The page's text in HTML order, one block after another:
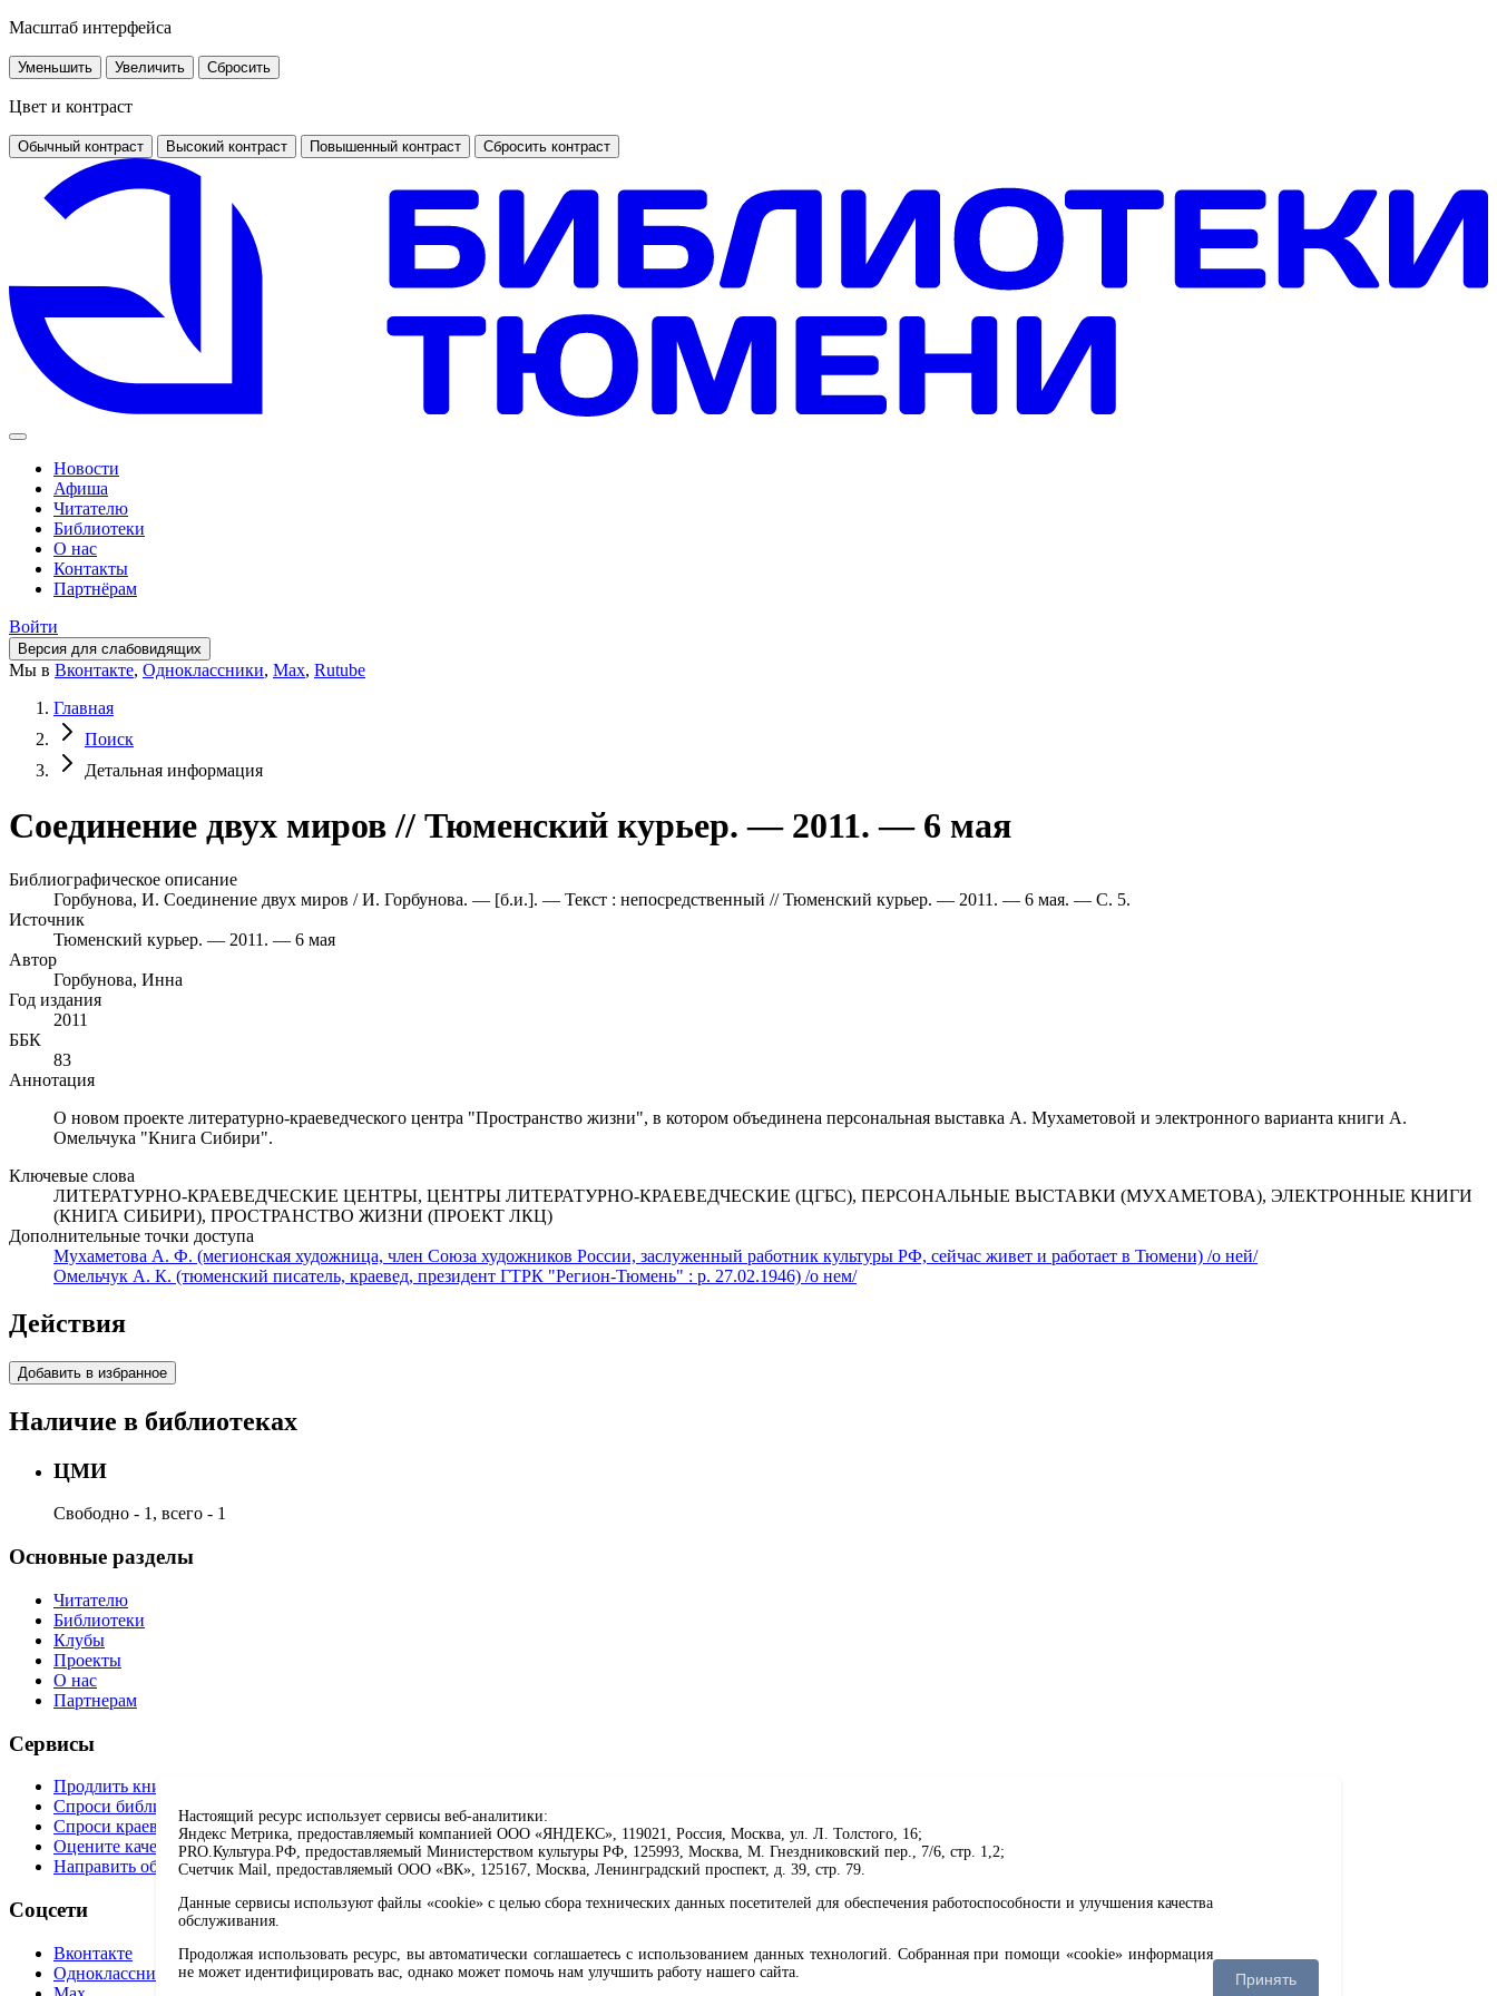
Масштаб интерфейса
Уменьшить Увеличить Сбросить
Цвет и контраст
Обычный контраст Высокий контраст Повышенный контраст Сбросить контраст
Новости
Афиша
Читателю
Библиотеки
О нас
Контакты
Партнёрам
Войти
Версия для слабовидящих
Мы в Вконтакте, Одноклассники, Max, Rutube
Главная
Поиск
Детальная информация
Соединение двух миров // Тюменский курьер. — 2011. — 6 мая
Библиографическое описание
Горбунова, И. Соединение двух миров / И. Горбунова. — [б.и.]. — Текст : непосредственный // Тюменский курьер. — 2011. — 6 мая. — С. 5.
Источник
Тюменский курьер. — 2011. — 6 мая
Автор
Горбунова, Инна
Год издания
2011
ББК
83
Аннотация
О новом проекте литературно-краеведческого центра "Пространство жизни", в котором объединена персональная выставка А. Мухаметовой и электронного варианта книги А.
Омельчука "Книга Сибири".
Ключевые слова
ЛИТЕРАТУРНО-КРАЕВЕДЧЕСКИЕ ЦЕНТРЫ, ЦЕНТРЫ ЛИТЕРАТУРНО-КРАЕВЕДЧЕСКИЕ (ЦГБС), ПЕРСОНАЛЬНЫЕ ВЫСТАВКИ (МУХАМЕТОВА), ЭЛЕКТРОННЫЕ КНИГИ
(КНИГА СИБИРИ), ПРОСТРАНСТВО ЖИЗНИ (ПРОЕКТ ЛКЦ)
Дополнительные точки доступа
Мухаметова А. Ф. (мегионская художница, член Союза художников России, заслуженный работник культуры РФ, сейчас живет и работает в Тюмени) /о ней/
Омельчук А. К. (тюменский писатель, краевед, президент ГТРК "Регион-Тюмень" : р. 27.02.1946) /о нем/
Действия
Добавить в избранное
Наличие в библиотеках
ЦМИ
Свободно - 1, всего - 1
Основные разделы
Читателю
Библиотеки
Клубы
Проекты
О нас
Партнерам
Сервисы
Продлить книгу
Спроси библиотекаря
Спроси краеведа
Оцените качество услуг
Направить обращение директору
Соцсети
Вконтакте
Одноклассники
Настоящий ресурс использует сервисы веб-аналитики:
Яндекс Метрика, предоставляемый компанией ООО «ЯНДЕКС», 119021, Россия, Москва, ул. Л. Толстого, 16;
PRO.Культура.РФ, предоставляемый Министерством культуры РФ, 125993, Москва, М. Гнездниковский пер., 7/6, стр. 1,2;
Счетчик Mail, предоставляемый ООО «ВК», 125167, Москва, Ленинградский проспект, д. 39, стр. 79.
Данные сервисы используют файлы «cookie» с целью сбора технических данных посетителей для обеспечения работоспособности и улучшения качества
обслуживания.
Продолжая использовать ресурс, вы автоматически соглашаетесь с использованием данных технологий. Собранная при помощи «cookie» информация
не может идентифицировать вас, однако может помочь нам улучшить работу нашего сайта.
Принять